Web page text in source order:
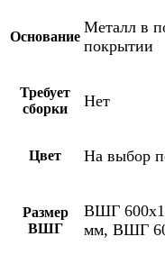
Основание
Металл в
покрытии
Требует
сборки
Нет
Цвет На выбор
Размер
ВШГ
ВШГ
мм, ВШГ